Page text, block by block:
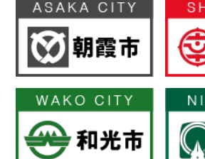
【番組情報】8月8日(土) 775土曜ス
イチ推し！ ]
2026.08.05
【ゲスト情報】8月4日(火) 775ライ
和光市子ども家庭支援課 子ども施策
藤 亜美（えんどう あみ）さん、主
むら ほくと）さん ]
2026.08.04